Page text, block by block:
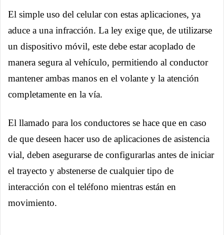
El simple uso del celular con estas aplicaciones, ya
aduce a una infracción. La ley exige que, de utilizarse
un dispositivo móvil, este debe estar acoplado de
manera segura al vehículo, permitiendo al conductor
mantener ambas manos en el volante y la atención
completamente en la vía.
El llamado para los conductores se hace que en caso
de que deseen hacer uso de aplicaciones de asistencia
vial, deben asegurarse de configurarlas antes de iniciar
el trayecto y abstenerse de cualquier tipo de
interacción con el teléfono mientras están en
movimiento.